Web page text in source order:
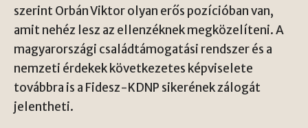
szerint Orbán Viktor olyan erős pozícióban van,
amit nehéz lesz az ellenzéknek megközelíteni. A
magyarországi családtámogatási rendszer és a
nemzeti érdekek következetes képviselete
továbbra is a Fidesz-KDNP sikerének zálogát
jelentheti.